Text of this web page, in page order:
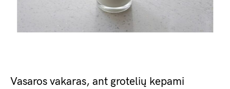
Vasaros vakaras, ant grotelių kepami